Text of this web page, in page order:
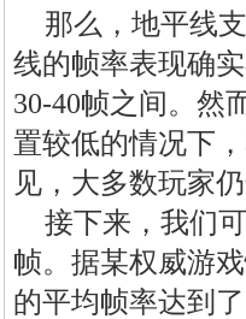
那么，地平线
线的帧率表现确
30-40帧之间。然
置较低的情况下
见，大多数玩家
接下来，我们
帧。据某权威游
的平均帧率达到